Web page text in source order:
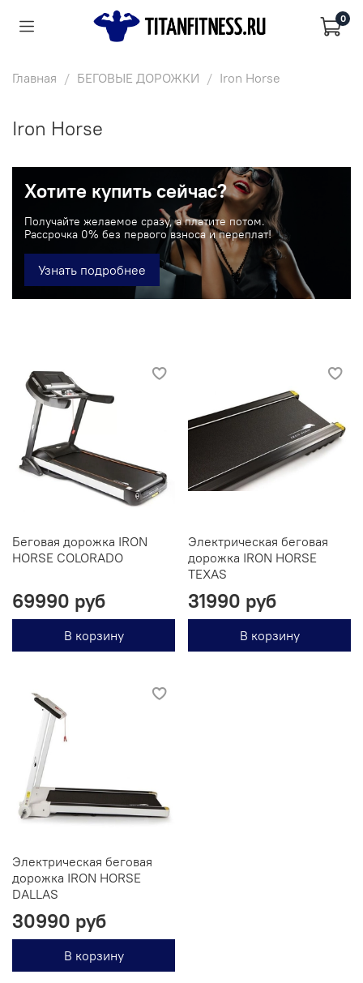
0
Главная БЕГОВЫЕ ДОРОЖКИ Iron Horse
Iron Horse
Хотите купить сейчас?
Получайте желаемое сразу, а платите потом.
Рассрочка 0% без первого взноса и переплат!
Узнать подробнее
Беговая дорожка IRON
HORSE COLORADO
69990 руб
В корзину
Электрическая беговая
дорожка IRON HORSE
TEXAS
31990 руб
В корзину
Электрическая беговая
дорожка IRON HORSE
DALLAS
30990 руб
В корзину